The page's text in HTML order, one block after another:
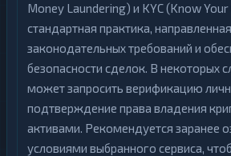
Money Laundering) и KYC (Know
стандартная практика,
законодательных требований и
безопасности сделок. В некоторых
может запросить верификацию
подтверждение права владения
активами. Рекомендуется заранее
условиями выбранного сервиса,